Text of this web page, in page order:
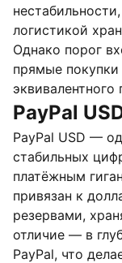
логистикой
Однако порог
прямые
PayPal
PayPal USD —
стабильных
платёжным
привязан к
резервами,
отличие — в
PayPal, что